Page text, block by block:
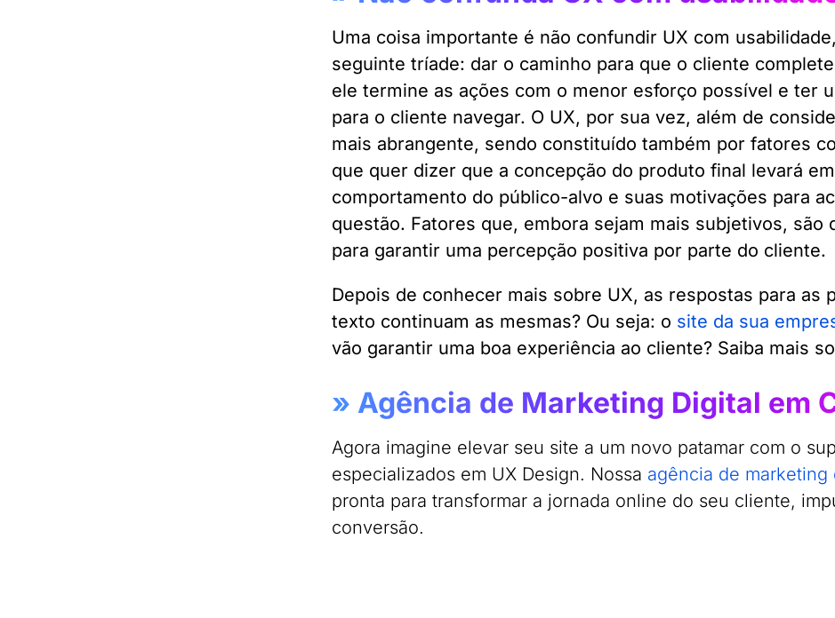
Uma coisa importante é não confundir UX com
seguinte tríade: dar o caminho para que o cliente
ele termine as ações com o menor esforço possível e ter
para o cliente navegar. O UX, por sua vez, além de
mais abrangente, sendo constituído também por fatores
que quer dizer que a concepção do produto final levará
comportamento do público-alvo e suas motivações para
questão. Fatores que, embora sejam mais subjetivos, são
para garantir uma percepção positiva por parte do cliente.
Depois de conhecer mais sobre UX, as respostas para as
texto continuam as mesmas? Ou seja: o site da sua
vão garantir uma boa experiência ao cliente? Saiba mais
» Agência de Marketing Digital em
Agora imagine elevar seu site a um novo patamar com o
especializados em UX Design. Nossa agência de
pronta para transformar a jornada online do seu cliente,
conversão.